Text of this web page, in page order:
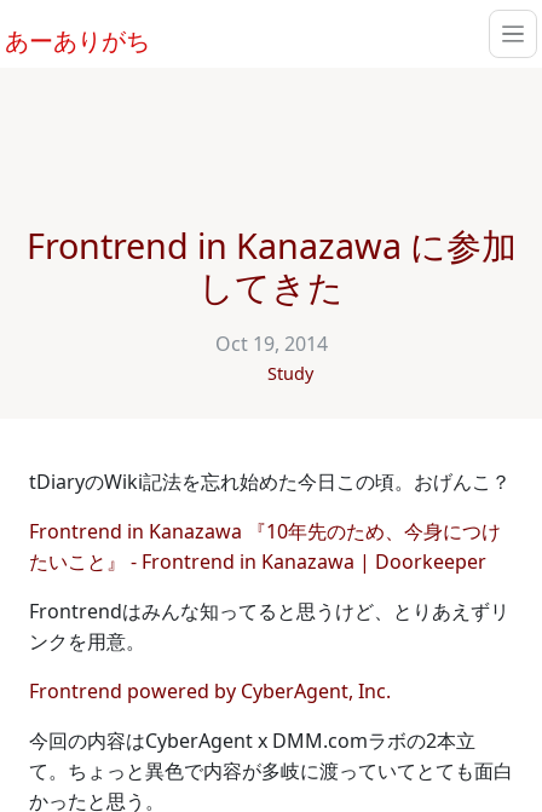
あーありがち
Frontrend in Kanazawa に参加
してきた
Oct 19, 2014
Study
tDiaryのWiki記法を忘れ始めた今日この頃。おげんこ？
Frontrend in Kanazawa 『10年先のため、今身につけ
たいこと』 - Frontrend in Kanazawa | Doorkeeper
Frontrendはみんな知ってると思うけど、とりあえずリ
ンクを用意。
Frontrend powered by CyberAgent, Inc.
今回の内容はCyberAgent x DMM.comラボの2本立
て。ちょっと異色で内容が多岐に渡っていてとても面白
かったと思う。